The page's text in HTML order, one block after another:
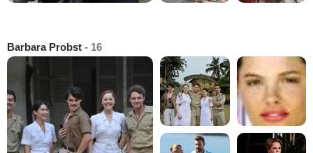
Barbara Probst - 16